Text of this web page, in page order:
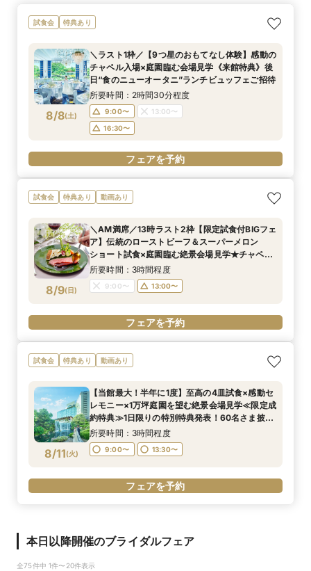
試食会 特典あり
8/8(土)
＼ラスト1枠／【9つ星のおもてなし体験】感動の
チャペル入場×庭園臨む会場見学《来館特典》後
日“食のニューオータニ”ランチビュッフェご招待
所要時間：2時間30分程度
9:00〜
13:00〜
16:30〜
フェアを予約
試食会 特典あり 動画あり
8/9(日)
＼AM満席／13時ラスト2枠【限定試食付BIGフェ
ア】伝統のローストビーフ＆スーパーメロン
ショート試食×庭園臨む絶景会場見学★チャペル
入場体験
所要時間：3時間程度
9:00〜 13:00〜
フェアを予約
試食会 特典あり 動画あり
8/11(火)
【当館最大！半年に1度】至高の4皿試食×感動セ
レモニー×1万坪庭園を望む絶景会場見学≪限定成
約特典≫1日限りの特別特典発表！60名さま披露
宴の場合、最大70万円お得！
所要時間：3時間程度
9:00〜 13:30〜
フェアを予約
本日以降開催のブライダルフェア
全75件中 1件〜20件表示